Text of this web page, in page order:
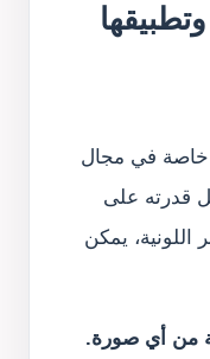
خاصة في مجال
قدرته على
يمكن
من أي صورة.